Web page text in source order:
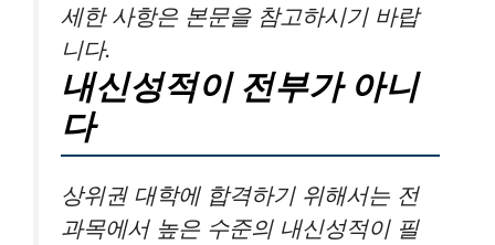
세한 사항은 본문을 참고하시기 바랍
니다.
내신성적이 전부가 아니
다
상위권 대학에 합격하기 위해서는 전
과목에서 높은 수준의 내신성적이 필